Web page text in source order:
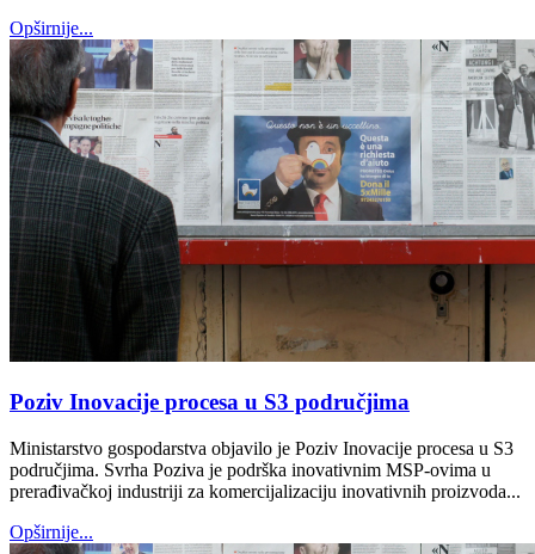
Opširnije...
Poziv Inovacije procesa u S3 područjima
Ministarstvo gospodarstva objavilo je Poziv Inovacije procesa u S3
područjima. Svrha Poziva je podrška inovativnim MSP-ovima u
prerađivačkoj industriji za komercijalizaciju inovativnih proizvoda...
Opširnije...